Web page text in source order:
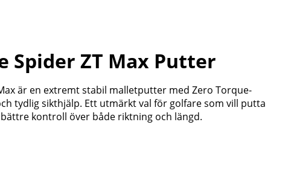
Spider ZT Max Putter
är en extremt stabil malletputter med Zero Torque-
tydlig sikthjälp. Ett utmärkt val för golfare som vill putta
kontroll över både riktning och längd.